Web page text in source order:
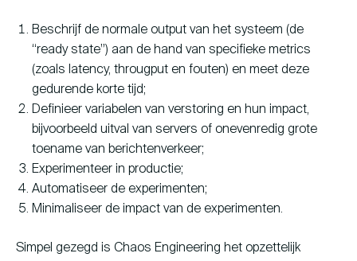
Beschrijf de normale output van het systeem (de
“ready state”) aan de hand van specifieke metrics
(zoals latency, througput en fouten) en meet deze
gedurende korte tijd;
Definieer variabelen van verstoring en hun impact,
bijvoorbeeld uitval van servers of onevenredig grote
toename van berichtenverkeer;
Experimenteer in productie;
Automatiseer de experimenten;
Minimaliseer de impact van de experimenten.
Simpel gezegd is Chaos Engineering het opzettelijk